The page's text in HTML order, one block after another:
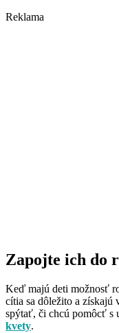
Reklama
Zapojte ich do
Keď majú deti možnosť
cítia sa dôležito a získajú
spýtať, či chcú pomôcť s
kvety.